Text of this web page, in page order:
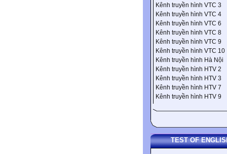
Kênh truyền hình VTC 3
Kênh truyền hình VTC 4
Kênh truyền hình VTC 6
Kênh truyền hình VTC 8
Kênh truyền hình VTC 9
Kênh truyền hình VTC 10
Kênh truyền hình Hà Nội
Kênh truyền hình HTV 2
Kênh truyền hình HTV 3
Kênh truyền hình HTV 7
Kênh truyền hình HTV 9
TEST OF